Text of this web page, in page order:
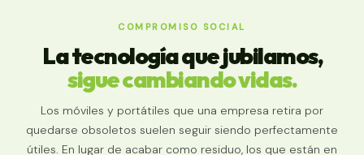
COMPROMISO SOCIAL
La tecnología que jubilamos,
sigue cambiando vidas.
Los móviles y portátiles que una empresa retira por
quedarse obsoletos suelen seguir siendo perfectamente
útiles. En lugar de acabar como residuo, los que están en